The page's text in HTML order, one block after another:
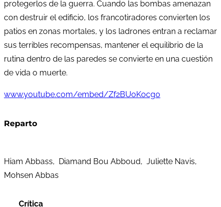
protegerlos de la guerra. Cuando las bombas amenazan
con destruir el edificio, los francotiradores convierten los
patios en zonas mortales, y los ladrones entran a reclamar
sus terribles recompensas, mantener el equilibrio de la
rutina dentro de las paredes se convierte en una cuestión
de vida o muerte.
www.youtube.com/embed/Zf2BUoKocg0
Reparto
Hiam Abbass, Diamand Bou Abboud, Juliette Navis,
Mohsen Abbas
Crítica